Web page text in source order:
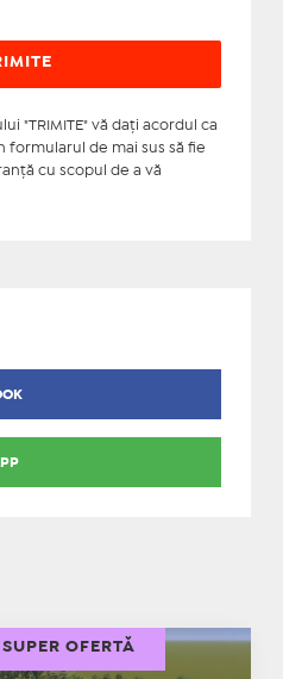
"TRIMITE" vă daţi acordul ca
de mai sus să fie
cu scopul de a vă
SUPER OFERTĂ